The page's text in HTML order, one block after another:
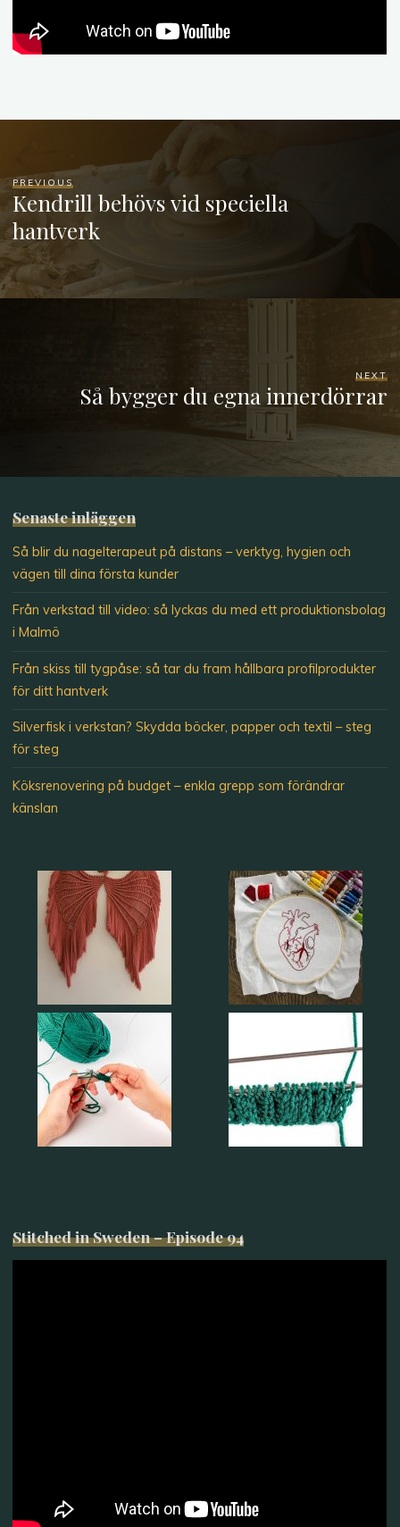
PREVIOUS
Kendrill behövs vid speciella
hantverk
NEXT
Så bygger du egna innerdörrar
Senaste inläggen
Så blir du nagelterapeut på distans – verktyg, hygien och
vägen till dina första kunder
Från verkstad till video: så lyckas du med ett produktionsbolag
i Malmö
Från skiss till tygpåse: så tar du fram hållbara profilprodukter
för ditt hantverk
Silverfisk i verkstan? Skydda böcker, papper och textil – steg
för steg
Köksrenovering på budget – enkla grepp som förändrar
känslan
Stitched in Sweden – Episode 94